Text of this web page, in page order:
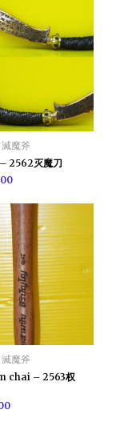
魔斧
2562灭魔刀
魔斧
chai – 2563权